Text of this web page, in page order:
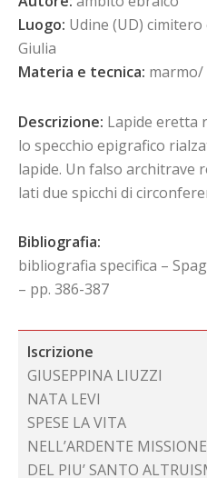
Luogo: Udine (UD)
Giulia
Materia e tecnica: marmo/
Descrizione: Lapide eretta
lo specchio epigrafico
lapide. Un falso architrave
lati due spicchi di
Bibliografia:
bibliografia specifica –
– pp. 386-387
Iscrizione
GIUSEPPINA LIUZZI
NATA LEVI
SPESE LA VITA
NELL’ARDENTE MISSIONE
DEL PIU’ SANTO